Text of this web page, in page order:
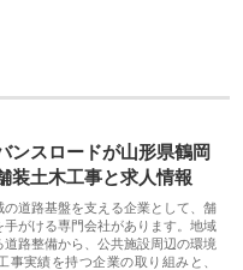
ンスロードが山形県鶴岡
装土木工事と求人情報
の道路基盤を支える企業として、舗
手がける専門会社があります。地域
路整備から、公共施設周辺の環境
事実績を持つ企業の取り組みと、